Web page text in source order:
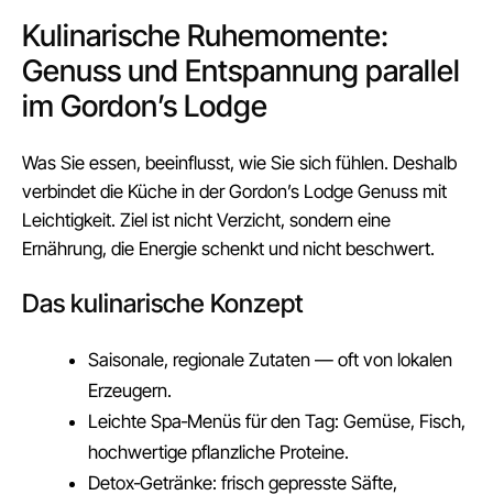
Kulinarische Ruhemomente:
Genuss und Entspannung parallel
im Gordon’s Lodge
Was Sie essen, beeinflusst, wie Sie sich fühlen. Deshalb
verbindet die Küche in der Gordon’s Lodge Genuss mit
Leichtigkeit. Ziel ist nicht Verzicht, sondern eine
Ernährung, die Energie schenkt und nicht beschwert.
Das kulinarische Konzept
Saisonale, regionale Zutaten — oft von lokalen
Erzeugern.
Leichte Spa‑Menüs für den Tag: Gemüse, Fisch,
hochwertige pflanzliche Proteine.
Detox‑Getränke: frisch gepresste Säfte,